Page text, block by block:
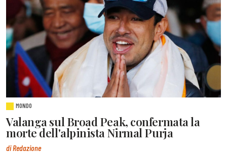
MONDO
Valanga sul Broad Peak, confermata la
morte dell'alpinista Nirmal Purja
di Redazione